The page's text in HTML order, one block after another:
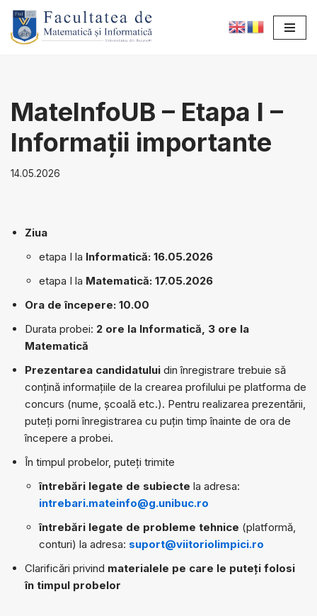
Sari
MateInfoUB – Etapa I –
Informații importante
14.05.2026
Ziua
etapa I la Informatică: 16.05.2026
etapa I la Matematică: 17.05.2026
Ora de începere: 10.00
Durata probei: 2 ore la Informatică, 3 ore la
Matematică
Prezentarea candidatului din înregistrare trebuie să
conțină informațiile de la crearea profilului pe platforma de
concurs (nume, școală etc.). Pentru realizarea prezentării,
puteți porni înregistrarea cu puțin timp înainte de ora de
începere a probei.
În timpul probelor, puteți trimite
întrebări legate de subiecte la adresa:
intrebari.mateinfo@g.unibuc.ro
întrebări legate de probleme tehnice (platformă,
conturi) la adresa: suport@viitoriolimpici.ro
Clarificări privind materialele pe care le puteți folosi
în timpul probelor